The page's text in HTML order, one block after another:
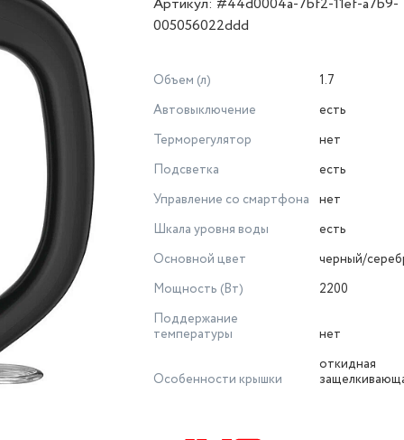
005056022ddd
Объем (л)
1.7
Автовыключение
есть
Терморегулятор
нет
Подсветка
есть
Управление со смартфона нет
Шкала уровня воды
есть
Основной цвет
черный/
Мощность (Вт)
2200
Поддержание
температуры
нет
Особенности крышки
откидная